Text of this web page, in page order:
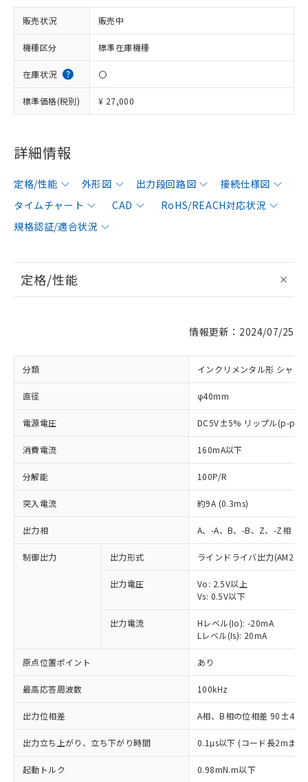
販売状況 販売中
機種区分 標準在庫機種
在庫状況 〇
標準価格(税別) ¥ 27,000
詳細情報
定格/性能 外形図 出力段回路図
接続仕様図
タイムチャート
CAD
RoHS/REACH対応状況
規格認証/適合状況
定格/性能
情報更新：2024/07/25
分類 インクリメンタル形 シャフ
直径 φ40mm
電源電圧 DC5V±5% リップル(p-
消費電流 160mA以下
分解能 100P/R
突入電流 約9A (0.3ms)
出力相 A、-A、B、-B、Z、-Z相
制御出力 出力形式 ラインドライバ出力
出力電圧
Vo: 2.5V以上
Vs: 0.5V以下
出力電流
Hレベル(Io): -20mA
Lレベル(Is): 20mA
原点位置ポイント あり
最高応答周波数 100kHz
出力位相差 A相、B相の位相差
出力立ち上がり、立ち下がり時間 0.1µs以下 (コード長2mま
起動トルク 0.98mN.m以下
非含有に対応した製品が提供可能な商品で